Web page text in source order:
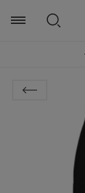
Zoeken